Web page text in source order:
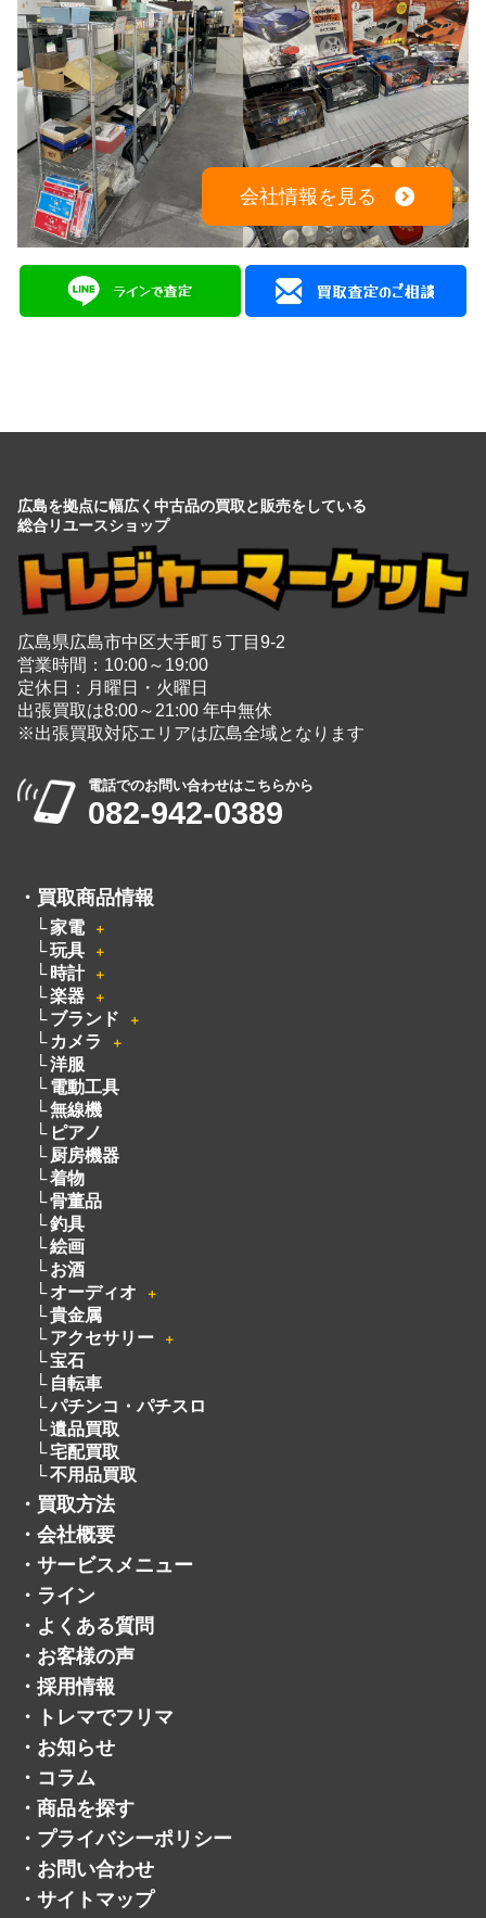
会社情報を見る
広島を拠点に幅広く中古品の買取と販売をしている
総合リユースショップ
広島県広島市中区大手町５丁目9-2
営業時間：10:00～19:00
定休日：月曜日・火曜日
電話でのお問い合わせはこちらから
買取商品情報
家電 ＋
玩具 ＋
時計 ＋
楽器 ＋
ブランド
カメラ ＋
洋服
電動工具
無線機
ピアノ
厨房機器
着物
骨董品
釣具
絵画
お酒
オーディオ
＋
貴金属
アクセサリー
宝石
自転車
パチンコ・パチスロ
遺品買取
宅配買取
不用品買取
買取方法
会社概要
サービスメニュー
ライン
よくある質問
お客様の声
採用情報
トレマでフリマ
お知らせ
コラム
商品を探す
プライバシーポリシー
お問い合わせ